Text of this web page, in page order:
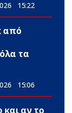
15:22
από
τα
15:06
αν το